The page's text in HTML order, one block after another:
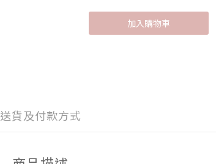
加入購物車
送貨及付款方式